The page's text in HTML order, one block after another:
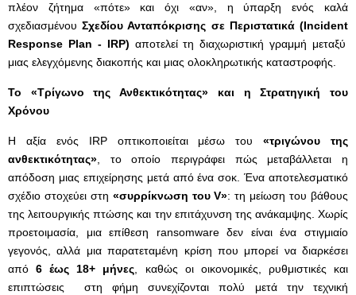
πλέον ζήτημα «πότε» και όχι «αν», η ύπαρξη ενός καλά
σχεδιασμένουΣχεδίου Ανταπόκρισης σε Περιστατικά (Incident
Response Plan - IRP) αποτελεί τη διαχωριστική γραμμή μεταξύ
μιας ελεγχόμενης διακοπής και μιας ολοκληρωτικής καταστροφής.
Το «Τρίγωνο της Ανθεκτικότητας» και η Στρατηγική του
Χρόνου
Η αξία ενός IRP οπτικοποιείται μέσω του«τριγώνου της
ανθεκτικότητας» , το οποίο περιγράφει πώς μεταβάλλεται η
απόδοση μιας επιχείρησης μετά από ένα σοκ. Ένα αποτελεσματικό
σχέδιο στοχεύει στη «συρρίκνωση τουV»: τη μείωση του βάθους
της λειτουργικής πτώσης και την επιτάχυνση της ανάκαμψης. Χωρίς
προετοιμασία, μια επίθεση ransomware δεν είναι ένα στιγμιαίο
γεγονός, αλλά μια παρατεταμένη κρίση που μπορεί να διαρκέσει
από6 έως 18+ μήνες , καθώς οι οικονομικές, ρυθμιστικές και
επιπτώσεις στη φήμη συνεχίζονται πολύ μετά την τεχνική